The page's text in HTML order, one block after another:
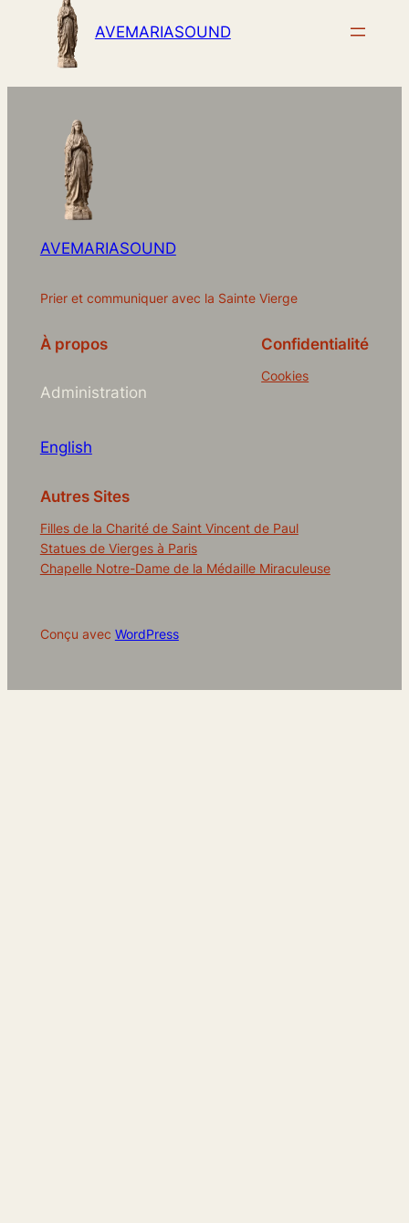
AVEMARIASOUND
AVEMARIASOUND
Prier et communiquer avec la Sainte Vierge
À propos
Administration
English
Confidentialité
Cookies
Autres Sites
Filles de la Charité de Saint Vincent de Paul
Statues de Vierges à Paris
Chapelle Notre-Dame de la Médaille Miraculeuse
Conçu avec WordPress